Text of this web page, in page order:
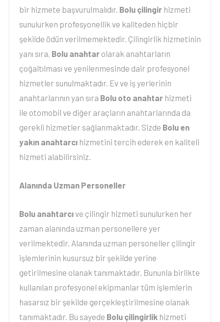
bir hizmete başvurulmalıdır. Bolu çilingir hizmeti
sunulurken profesyonellik ve kaliteden hiçbir
şekilde ödün verilmemektedir. Çilingirlik hizmetinin
yanı sıra, Bolu anahtarolarak anahtarların
çoğaltılması ve yenilenmesinde dair profesyonel
hizmetler sunulmaktadır. Ev ve iş yerlerinin
anahtarlarının yan sıra Bolu oto anahtar hizmeti
ile otomobil ve diğer araçların anahtarlarında da
gerekli hizmetler sağlanmaktadır. Sizde Bolu en
yakın anahtarcıhizmetini tercih ederek en kaliteli
hizmeti alabilirsiniz.
Alanında Uzman Personeller
Bolu anahtarcıve çilingir hizmeti sunulurken her
zaman alanında uzman personellere yer
verilmektedir. Alanında uzman personeller çilingir
işlemlerinin kusursuz bir şekilde yerine
getirilmesine olanak tanımaktadır. Bununla birlikte
kullanılan profesyonel ekipmanlar tüm işlemlerin
hasarsız bir şekilde gerçekleştirilmesine olanak
tanımaktadır. Bu sayede Bolu çilingirlikhizmeti